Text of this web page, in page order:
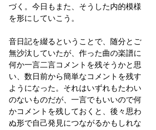
づく。今日もまた、そうした内的模様
を形にしていこう。
音日記を綴るということで、随分とご
無沙汰していたが、作った曲の楽譜に
何か一言二言コメントを残そうかと思
い、数日前から簡単なコメントを残す
ようになった。それはいずれもたわい
のないものだが、一言でもいいので何
かコメントを残しておくと、後々思わ
ぬ形で自己発見につながるかもしれな